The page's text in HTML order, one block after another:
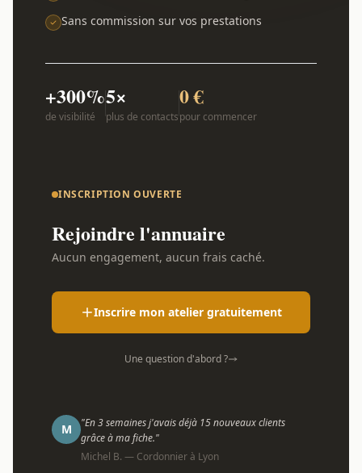
Sans commission sur vos prestations
+300%
de visibilité
5×
plus de contacts
0 €
pour commencer
INSCRIPTION OUVERTE
Rejoindre l'annuaire
Aucun engagement, aucun frais caché.
Inscrire mon atelier gratuitement
Une question d'abord ?
M
"En 3 semaines j'avais déjà 15 nouveaux clients
grâce à ma fiche."
Michel B. — Cordonnier à Lyon